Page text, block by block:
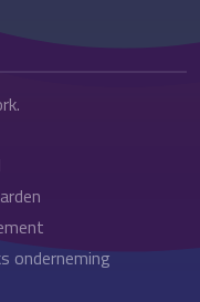
.
onderneming